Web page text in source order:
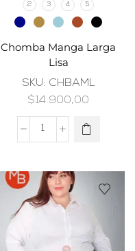
2 3 4 5
Chomba Manga Larga
Lisa
SKU: CHBAML
$14.900,00